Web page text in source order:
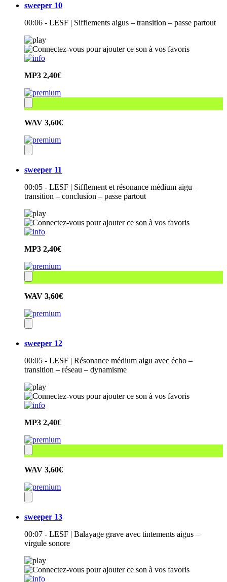
sweeper 10
00:06 - LESF | Sifflements aigus – transition – passe partout
MP3 2,40€
WAV 3,60€
sweeper 11
00:05 - LESF | Sifflement et résonance médium aigu –
transition – conclusion – passe partout
MP3 2,40€
WAV 3,60€
sweeper 12
00:05 - LESF | Résonance médium aigu avec écho –
transition – réseau – dynamisme
MP3 2,40€
WAV 3,60€
sweeper 13
00:07 - LESF | Balayage grave avec tintements aigus –
virgule sonore